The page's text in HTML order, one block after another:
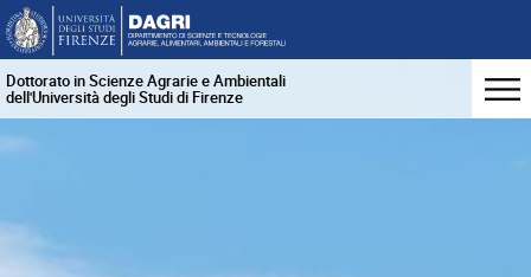
Dottorato in Scienze Agrarie e Ambientali
dell'Università degli Studi di Firenze